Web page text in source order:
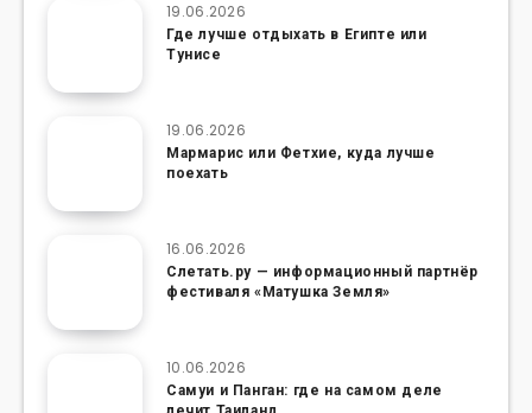
19.06.2026
Где лучше отдыхать в Египте или
Тунисе
19.06.2026
Мармарис или Фетхие, куда лучше
поехать
16.06.2026
Слетать.ру — информационный партнёр
фестиваля «Матушка Земля»
10.06.2026
Самуи и Панган: где на самом деле